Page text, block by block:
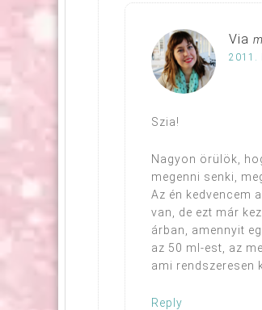
Via
2011.
Szia!
Nagyon örülök,
megenni senki,
Az én kedvencem
van, de ezt már
árban, amennyit
az 50 ml-est, az
ami rendszeresen
Reply